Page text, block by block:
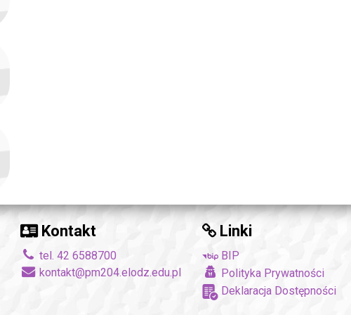
Kontakt
tel. 42 6588700
kontakt@pm204.elodz.edu.pl
Linki
BIP
Polityka Prywatności
Deklaracja Dostępności